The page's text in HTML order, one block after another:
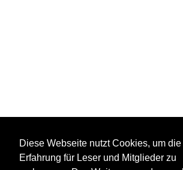
Diese Webseite nutzt Cookies, um die
Erfahrung für Leser und Mitglieder zu